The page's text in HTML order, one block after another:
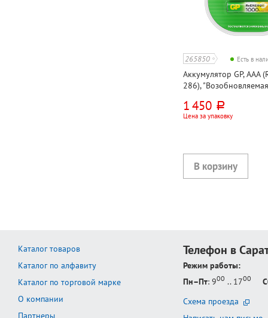
265850 Есть в
Аккумулятор GP, AAA
286),
1 450 руб.
Цена за упаковку
Каталог товаров
Каталог по алфавиту
Каталог по торговой марке
О компании
Партнеры
Телефон в
Режим работы:
Пн–Пт: 900 .. 1700
Схема проезда